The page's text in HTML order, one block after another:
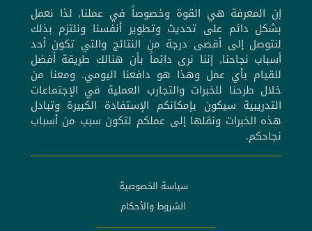
إن المعرفة هي القوة وخصوصاً في عملنا, لذا نعمل
بشكل دائم على تحديث وتطوير أنفسنا ونلتزم بذلك
لنتوصل إلى أقصى درجة من النتائج والتي تكون أحد
أسباب نجاحنا, إننا نرى دائماً بأن هنالك طريقة أفضل
للقيام بأي عمل وهذا هو دافعنا اليومي. ومعنا من
خلال طرحنا للخبرات والتجارب العملية في الإجتماعات
التدريبية سيكون بإمكانكم الإستفادة الكبيرة وتبادل
هذه الخبرات ونقلها إلى عملكم لتكون سبب من أسباب
نجاحكم.
سياسة الخصوصية
الشروط والأحكام